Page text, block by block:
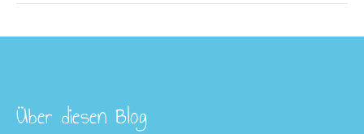
Über diesen Blog